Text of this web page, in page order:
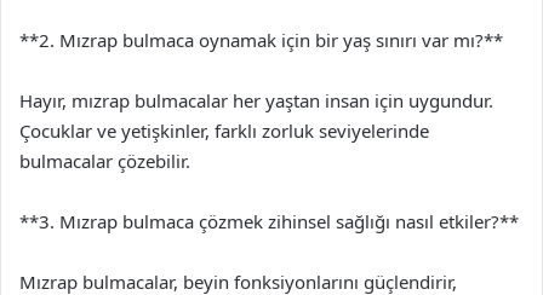
**2. Mızrap bulmaca oynamak için bir yaş sınırı var mı?**
Hayır, mızrap bulmacalar her yaştan insan için uygundur.
Çocuklar ve yetişkinler, farklı zorluk seviyelerinde
bulmacalar çözebilir.
**3. Mızrap bulmaca çözmek zihinsel sağlığı nasıl etkiler?**
Mızrap bulmacalar, beyin fonksiyonlarını güçlendirir,